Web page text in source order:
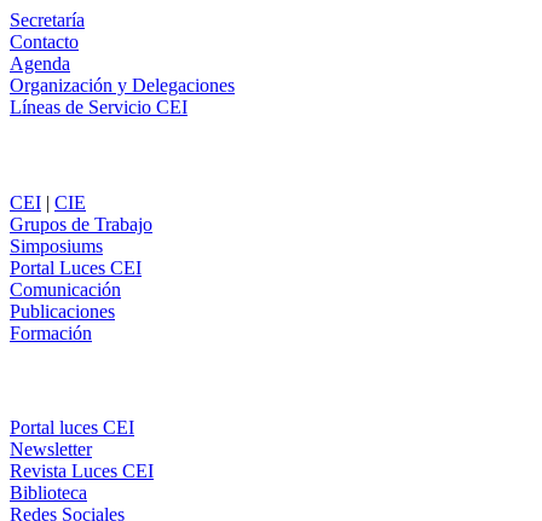
Secretaría
Contacto
Agenda
Organización y Delegaciones
Líneas de Servicio CEI
CEI | CIE
Grupos de Trabajo
Simposiums
Portal Luces CEI
Comunicación
Publicaciones
Formación
Portal luces CEI
Newsletter
Revista Luces CEI
Biblioteca
Redes Sociales